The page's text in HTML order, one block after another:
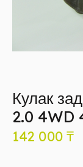
Кулак
2.0 4WD
142 000 ₸